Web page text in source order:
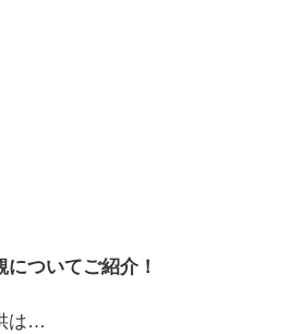
ついてご紹介！
は…